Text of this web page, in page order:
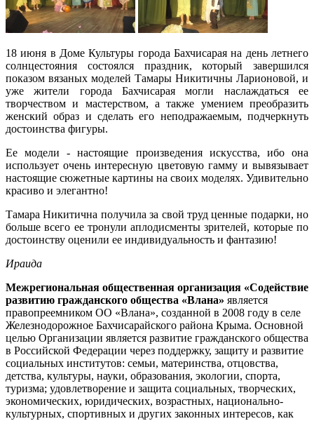
18 июня в Доме Культуры города Бахчисарая на день летнего
солнцестояния состоялся праздник, который завершился
показом вязаных моделей Тамары Никитичны Ларионовой, и
уже жители города Бахчисарая могли наслаждаться ее
творчеством и мастерством, а также умением преобразить
женский образ и сделать его неподражаемым, подчеркнуть
достоинства фигуры.
Ее модели - настоящие произведения искусства, ибо она
использует очень интересную цветовую гамму и вывязывает
настоящие сюжетные картины на своих моделях. Удивительно
красиво и элегантно!
Тамара Никитична получила за свой труд ценные подарки, но
больше всего ее тронули аплодисменты зрителей, которые по
достоинству оценили ее индивидуальность и фантазию!
Ираида
Межрегиональная общественная организация «Содействие
развитию гражданского общества «Влана» является
правопреемником ОО «Влана», созданной в 2008 году в селе
Железнодорожное Бахчисарайского района Крыма. Основной
целью Организации является развитие гражданского общества
в Российской Федерации через поддержку, защиту и развитие
социальных институтов: семьи, материнства, отцовства,
детства, культуры, науки, образования, экологии, спорта,
туризма; удовлетворение и защита социальных, творческих,
экономических, юридических, возрастных, национально-
культурных, спортивных и других законных интересов, как